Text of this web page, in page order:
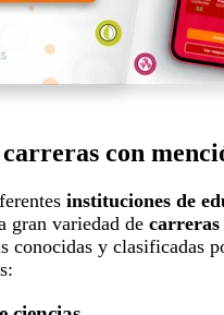
con
instituciones de
gran variedad de carreras
conocidas y clasificadas